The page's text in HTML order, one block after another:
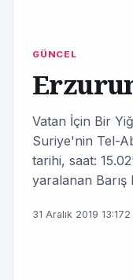
GÜNCEL
Vatan İçin Bir
Suriye'nin Tel-
tarihi, saat:
yaralanan Barış
31 Aralık 2019 13:172